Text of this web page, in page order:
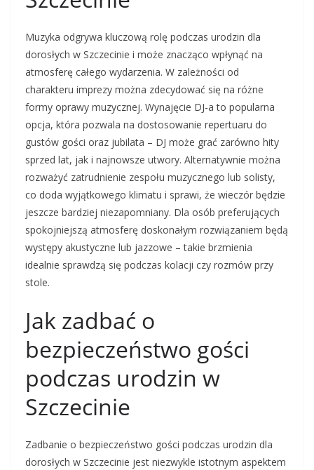
Muzyka odgrywa kluczową rolę podczas urodzin dla
dorosłych w Szczecinie i może znacząco wpłynąć na
atmosferę całego wydarzenia. W zależności od
charakteru imprezy można zdecydować się na różne
formy oprawy muzycznej. Wynajęcie DJ-a to popularna
opcja, która pozwala na dostosowanie repertuaru do
gustów gości oraz jubilata – DJ może grać zarówno hity
sprzed lat, jak i najnowsze utwory. Alternatywnie można
rozważyć zatrudnienie zespołu muzycznego lub solisty,
co doda wyjątkowego klimatu i sprawi, że wieczór będzie
jeszcze bardziej niezapomniany. Dla osób preferujących
spokojniejszą atmosferę doskonałym rozwiązaniem będą
występy akustyczne lub jazzowe – takie brzmienia
idealnie sprawdzą się podczas kolacji czy rozmów przy
stole.
Jak zadbać o
bezpieczeństwo gości
podczas urodzin w
Szczecinie
Zadbanie o bezpieczeństwo gości podczas urodzin dla
dorosłych w Szczecinie jest niezwykle istotnym aspektem